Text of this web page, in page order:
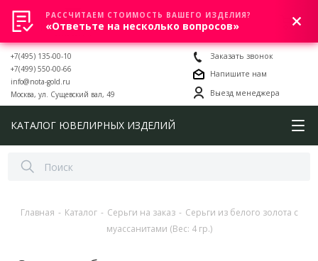
0
+7(495) 135-00-10
+7(499) 550-00-66
info@nota-gold.ru
Москва, ул. Сущевский вал, 49
Заказать звонок
Напишите нам
Выезд менеджера
КАТАЛОГ ЮВЕЛИРНЫХ ИЗДЕЛИЙ
Главная - Каталог - Серьги на заказ - Серьги из белого золота с
муассанитами (Вес: 4 гр.)
РАССЧИТАЕМ СТОИМОСТЬ ВАШЕГО ИЗДЕЛИЯ?
«Ответьте на несколько вопросов»